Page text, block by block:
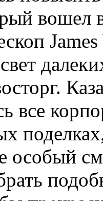
вошел
все
особый